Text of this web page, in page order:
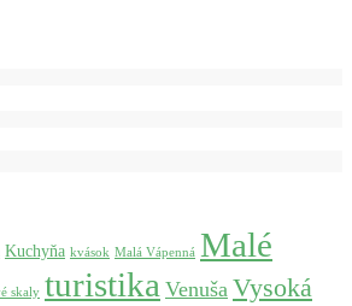
Kuchyňa kvások Malá Vápenná Malé
skaly turistika Venuša Vysoká